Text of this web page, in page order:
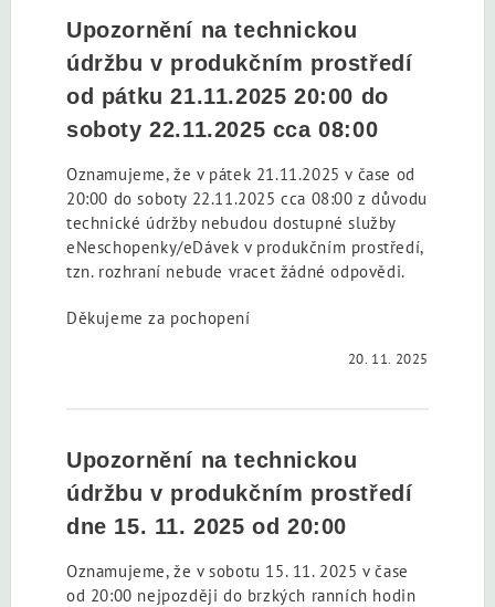
Upozornění na technickou
údržbu v produkčním prostředí
od pátku 21.11.2025 20:00 do
soboty 22.11.2025 cca 08:00
Oznamujeme, že v pátek 21.11.2025 v čase od
20:00 do soboty 22.11.2025 cca 08:00 z důvodu
technické údržby nebudou dostupné služby
eNeschopenky/eDávek v produkčním prostředí,
tzn. rozhraní nebude vracet žádné odpovědi.
Děkujeme za pochopení
20. 11. 2025
Upozornění na technickou
údržbu v produkčním prostředí
dne 15. 11. 2025 od 20:00
Oznamujeme, že v sobotu 15. 11. 2025 v čase
od 20:00 nejpozději do brzkých ranních hodin